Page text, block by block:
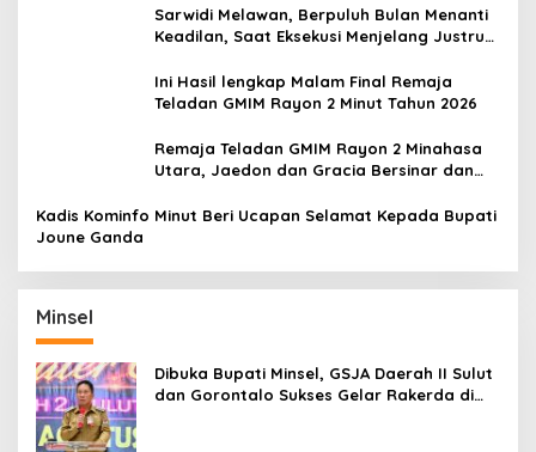
Sarwidi Melawan, Berpuluh Bulan Menanti
Keadilan, Saat Eksekusi Menjelang Justru
Ini Hasil lengkap Malam Final Remaja
Teladan GMIM Rayon 2 Minut Tahun 2026
Remaja Teladan GMIM Rayon 2 Minahasa
Utara, Jaedon dan Gracia Bersinar dan
Kadis Kominfo Minut Beri Ucapan Selamat Kepada Bupati
Joune Ganda
Minsel
Dibuka Bupati Minsel, GSJA Daerah II Sulut
dan Gorontalo Sukses Gelar Rakerda di